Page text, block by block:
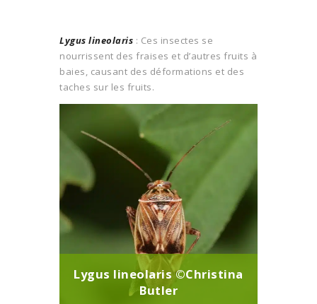
Lygus lineolaris : Ces insectes se
nourrissent des fraises et d’autres fruits à
baies, causant des déformations et des
taches sur les fruits.
Lygus lineolaris ©Christina
Butler